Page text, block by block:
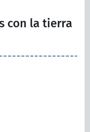
con la tierra